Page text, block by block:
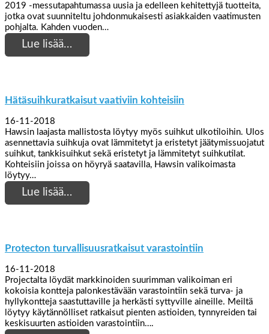
2019 -messutapahtumassa uusia ja edelleen kehitettyjä tuotteita,
jotka ovat suunniteltu johdonmukaisesti asiakkaiden vaatimusten
pohjalta. Kahden vuoden…
Lue lisää…
Hätäsuihkuratkaisut vaativiin kohteisiin
16-11-2018
Hawsin laajasta mallistosta löytyy myös suihkut ulkotiloihin. Ulos
asennettavia suihkuja ovat lämmitetyt ja eristetyt jäätymissuojatut
suihkut, tankkisuihkut sekä eristetyt ja lämmitetyt suihkutilat.
Kohteisiin joissa on höyryä saatavilla, Hawsin valikoimasta
löytyy…
Lue lisää…
Protecton turvallisuusratkaisut varastointiin
16-11-2018
Projectalta löydät markkinoiden suurimman valikoiman eri
kokoisia kontteja palonkestävään varastointiin sekä turva- ja
hyllykontteja saastuttaville ja herkästi syttyville aineille. Meiltä
löytyy käytännölliset ratkaisut pienten astioiden, tynnyreiden tai
keskisuurten astioiden varastointiin….